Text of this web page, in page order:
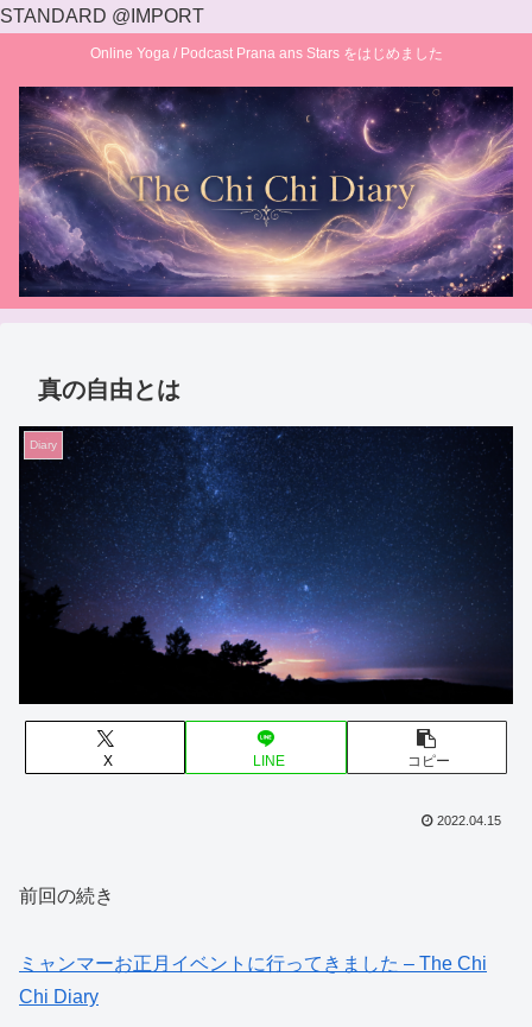
STANDARD @IMPORT
Online Yoga / Podcast Prana ans Stars をはじめました
真の自由とは
Diary
X LINE コピー
2022.04.15
前回の続き
ミャンマーお正月イベントに行ってきました – The Chi
Chi Diary